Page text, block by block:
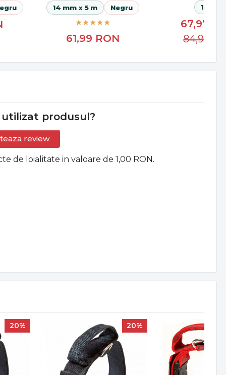
14 mm x 5 m Negru
61,99 RON
1.2 m
67,97
84,99
utilizat produsul?
review
de loialitate in valoare de 1,00 RON.
20% 20%